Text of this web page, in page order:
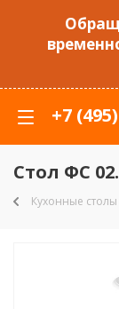
+7
Стол ФС
Кухонные столы